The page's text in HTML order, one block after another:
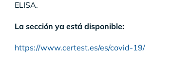
ELISA.
La sección ya está disponible:
https://www.certest.es/es/covid-19/